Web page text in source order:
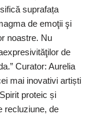
suprafața
de emoţii şi
noastre. Nu
de
Curator: Aurelia
mai inovativi artiști
proteic și
recluziune, de